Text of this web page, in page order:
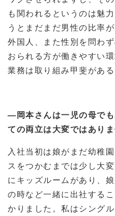
も関われるというのは魅
うとまだまだ男性の比率
外国人、また性別を問わ
おられる方が働きやすい
業務は取り組み甲斐があ
―岡本さんは一児の母で
ての両立は大変ではあり
入社当初は娘がまだ幼稚
スをつかむまでは少し大
にキッズルームがあり、
の時など一緒に出社する
かりました。私はシング